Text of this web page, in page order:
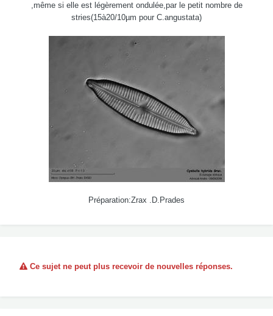
,même si elle est légèrement ondulée,par le petit nombre de
stries(15à20/10µm pour C.angustata)
Préparation:Zrax .D.Prades
Ce sujet ne peut plus recevoir de nouvelles réponses.